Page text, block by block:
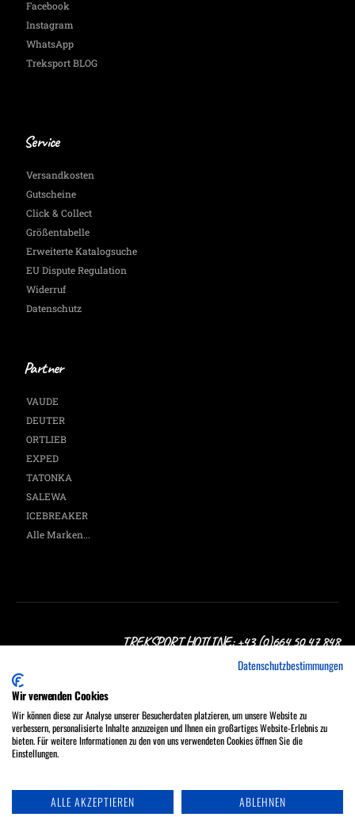
Facebook
Instagram
WhatsApp
Treksport BLOG
Service
Versandkosten
Gutscheine
Click & Collect
Größentabelle
Erweiterte Katalogsuche
EU Dispute Regulation
Widerruf
Datenschutz
Partner
VAUDE
DEUTER
ORTLIEB
EXPED
TATONKA
SALEWA
ICEBREAKER
Alle Marken...
TREKSPORT HOTLINE: +43 (0)664 50 47 848
Treksport Outdoor Shop, A-1060 Wien, Stumpergasse 16
MO - FR 9:30 - 18:00, SA 9:30 - 17:00 Uhr
Tel.: +43 (0)664 50 47 848
Datenschutzbestimmungen
Wir verwenden Cookies
Wir können diese zur Analyse unserer Besucherdaten platzieren, um unsere Website zu
verbessern, personalisierte Inhalte anzuzeigen und Ihnen ein großartiges Website-Erlebnis zu
bieten. Für weitere Informationen zu den von uns verwendeten Cookies öffnen Sie die
Einstellungen.
ALLE AKZEPTIEREN ABLEHNEN